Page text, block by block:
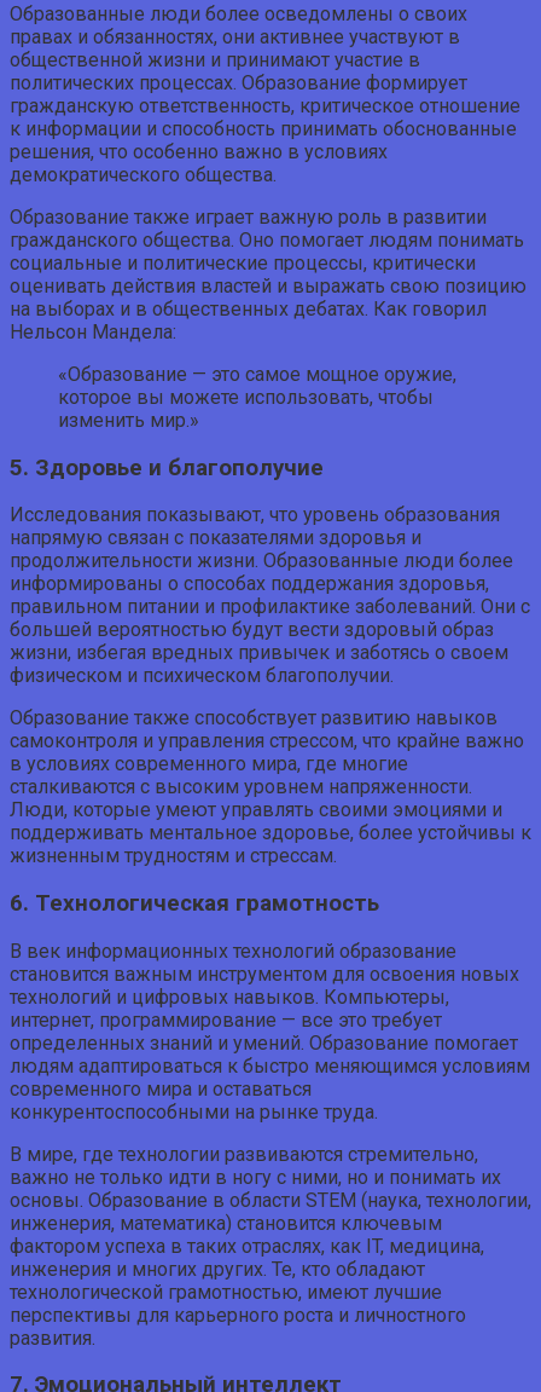
Образованные люди более осведомлены о своих
правах и обязанностях, они активнее участвуют в
общественной жизни и принимают участие в
политических процессах. Образование формирует
гражданскую ответственность, критическое отношение
к информации и способность принимать обоснованные
решения, что особенно важно в условиях
демократического общества.
Образование также играет важную роль в развитии
гражданского общества. Оно помогает людям понимать
социальные и политические процессы, критически
оценивать действия властей и выражать свою позицию
на выборах и в общественных дебатах. Как говорил
Нельсон Мандела:
«Образование — это самое мощное оружие,
которое вы можете использовать, чтобы
изменить мир.»
5. Здоровье и благополучие
Исследования показывают, что уровень образования
напрямую связан с показателями здоровья и
продолжительности жизни. Образованные люди более
информированы о способах поддержания здоровья,
правильном питании и профилактике заболеваний. Они с
большей вероятностью будут вести здоровый образ
жизни, избегая вредных привычек и заботясь о своем
физическом и психическом благополучии.
Образование также способствует развитию навыков
самоконтроля и управления стрессом, что крайне важно
в условиях современного мира, где многие
сталкиваются с высоким уровнем напряженности.
Люди, которые умеют управлять своими эмоциями и
поддерживать ментальное здоровье, более устойчивы к
жизненным трудностям и стрессам.
6. Технологическая грамотность
В век информационных технологий образование
становится важным инструментом для освоения новых
технологий и цифровых навыков. Компьютеры,
интернет, программирование — все это требует
определенных знаний и умений. Образование помогает
людям адаптироваться к быстро меняющимся условиям
современного мира и оставаться
конкурентоспособными на рынке труда.
В мире, где технологии развиваются стремительно,
важно не только идти в ногу с ними, но и понимать их
основы. Образование в области STEM (наука, технологии,
инженерия, математика) становится ключевым
фактором успеха в таких отраслях, как IT, медицина,
инженерия и многих других. Те, кто обладают
технологической грамотностью, имеют лучшие
перспективы для карьерного роста и личностного
развития.
7. Эмоциональный интеллект